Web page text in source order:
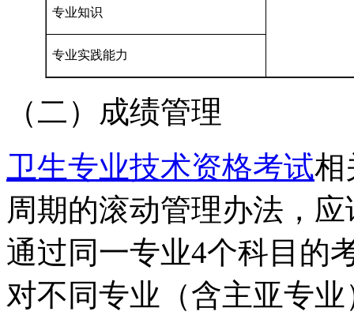
专业知识
专业实践能力
（二）成绩管理
卫生专业技术资格考试相
周期的滚动管理办法，
通过同一专业4个科目的
对不同专业（含主亚专